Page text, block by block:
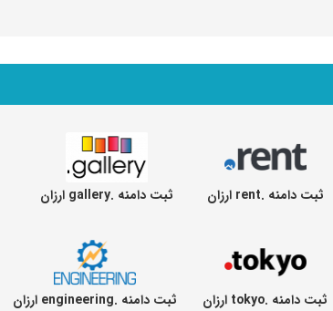
ثبت دامنه .rent ارزان ثبت دامنه .gallery ارزان
ثبت دامنه .tokyo ارزان ثبت دامنه .engineering ارزان